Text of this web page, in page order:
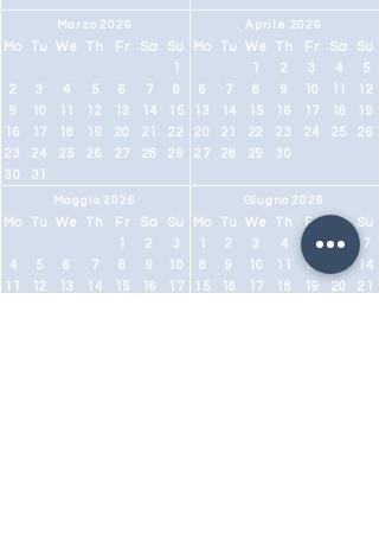
Marzo 2026
Mo Tu We Th Fr Sa
Su
1
2
3 4 5 6 7
8
9
10 11 12 13 14
15
16
17 18 19 20 21
22
23
24 25 26 27 28
29
30
31
Maggio 2026
Mo Tu We Th Fr Sa
Su
1
2
3
4
5 6 7 8 9
10
11
12 13 14 15 16
17
Aprile 2026
Mo Tu We Th Fr Sa
Su
1
2 3 4
5
6
7 8 9 10 11
12
13
14 15 16 17 18
19
20
21 22 23 24 25
26
27
28 29 30
Giugno 2026
Mo Tu We Th Fr Sa
Su
1
2 3 4 6
7
8
9 10 11 12
14
15
16 17 18 19 20
21